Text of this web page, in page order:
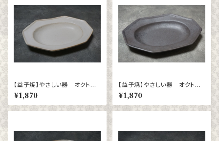
【益子焼】やさしい器 オクトゴ
ナル（小）kinari
¥1,870
【益子焼】やさしい器 オクトゴ
ナル（小）（ブロンズ黒マット）
¥1,870